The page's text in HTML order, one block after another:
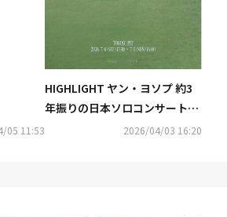
05 11:53
HIGHLIGHT ヤン・ヨソプ 約3
年振りの日本ソロコンサート開
催決定！「2026 YANG YOSEO
2026/04/03 16:20